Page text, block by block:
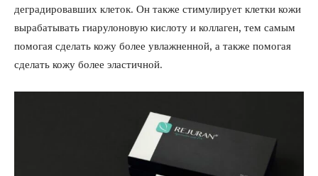
деградировавших клеток. Он также стимулирует клетки кожи
вырабатывать гиарулоновую кислоту и коллаген, тем самым
помогая сделать кожу более увлажненной, а также помогая
сделать кожу более эластичной.